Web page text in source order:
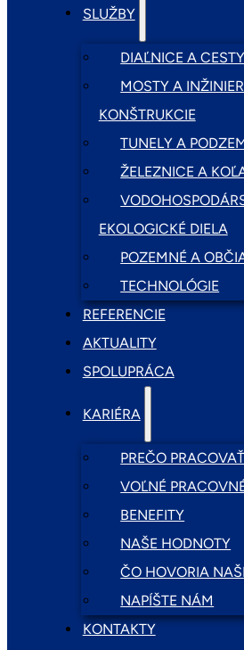
SLUŽBY
DIAĽNICE A CESTY
MOSTY A
KONŠTRUKCIE
TUNELY A
ŽELEZNICE A
EKOLOGICKÉ DIELA
POZEMNÉ A
TECHNOLÓGIE
REFERENCIE
AKTUALITY
SPOLUPRÁCA
KARIÉRA
PREČO
VOĽNÉ
BENEFITY
NAŠE HODNOTY
ČO HOVORIA
NAPÍŠTE NÁM
KONTAKTY